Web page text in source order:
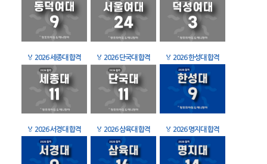
🏅 2026 세종대 합격 🏅 2026 단국대 합격 🏅 2026 한성대 합격
🏅 2026 서경대 합격 🏅 2026 삼육대 합격 🏅 2026 명지대 합격